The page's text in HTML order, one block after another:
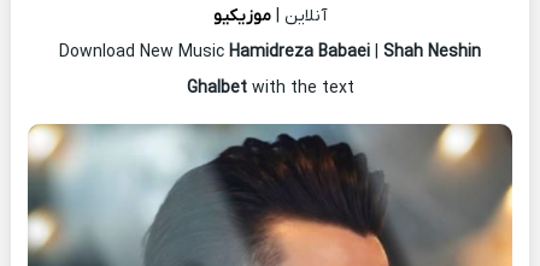
آنلاین | موزیکیو
Download New Music Hamidreza Babaei | Shah Neshin
Ghalbet with the text